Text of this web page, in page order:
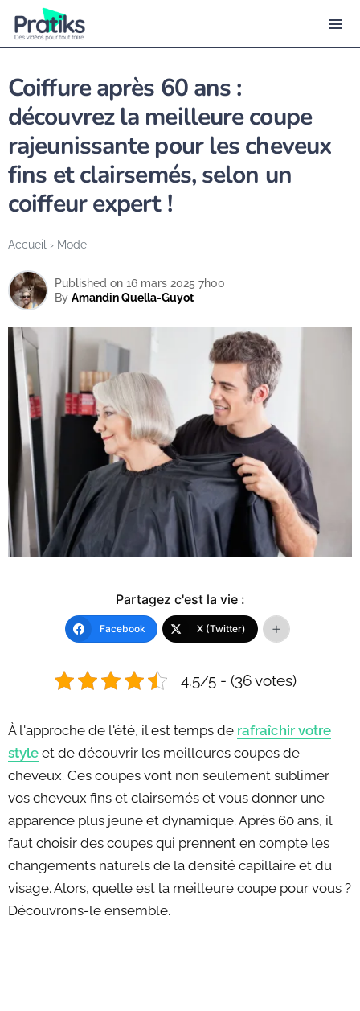
Accueil › Mode
Coiffure après 60 ans :
découvrez la meilleure coupe
rajeunissante pour les cheveux
fins et clairsemés, selon un
coiffeur expert !
By Amandin Quella-Guyot
Published on 16 mars 2025 7h00
Partagez c'est la vie :
Facebook X (Twitter)
4.5/5 - (36 votes)
À l'approche de l'été, il est temps de rafraîchir votre
style et de découvrir les meilleures coupes de
cheveux. Ces coupes vont non seulement sublimer
vos cheveux fins et clairsemés et vous donner une
apparence plus jeune et dynamique. Après 60 ans, il
faut choisir des coupes qui prennent en compte les
changements naturels de la densité capillaire et du
visage. Alors, quelle est la meilleure coupe pour vous ?
Découvrons-le ensemble.